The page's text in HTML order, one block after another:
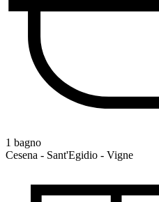
1 bagno
Cesena - Sant'Egidio - Vigne